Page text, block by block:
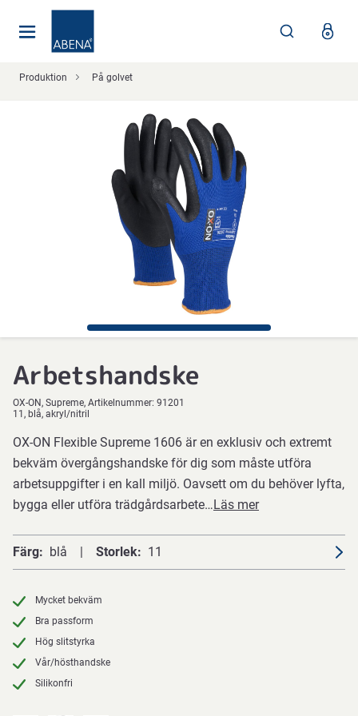
Produktion På golvet
Arbetshandske
OX-ON Supreme Artikelnummer: 91201
11, blå, akryl/nitril
OX-ON Flexible Supreme 1606 är en exklusiv och extremt
bekväm övergångshandske för dig som måste utföra
arbetsuppgifter i en kall miljö. Oavsett om du behöver lyfta,
bygga eller utföra trädgårdsarbete…Läs mer
Färg blå Storlek 11
Mycket bekväm
Bra passform
Hög slitstyrka
Vår/hösthandske
Silikonfri